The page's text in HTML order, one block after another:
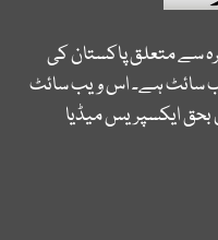
سے متعلق پاکستان کی
سائٹ ہے۔ اس ویب سائٹ
بحق ایکسپریس میڈیا